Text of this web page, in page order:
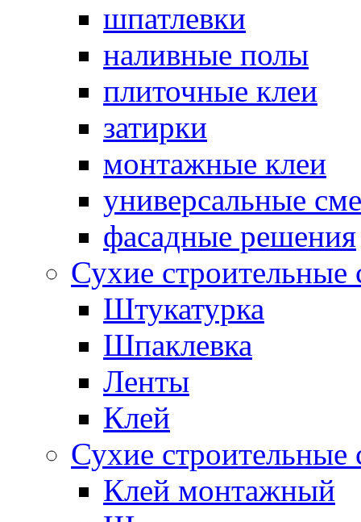
шпатлевки
наливные полы
плиточные клеи
затирки
монтажные клеи
универсальные
фасадные решения
Сухие
Штукатурка
Шпаклевка
Ленты
Клей
Сухие
Клей монтажный